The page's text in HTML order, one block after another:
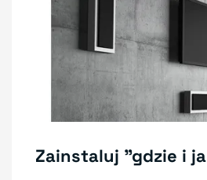
Zainstaluj "gdzie i